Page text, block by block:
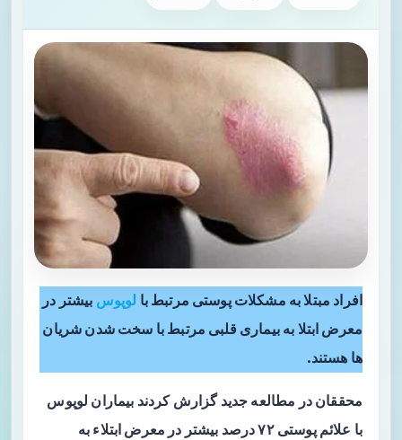
افراد مبتلا به مشکلات پوستی مرتبط با لوپوس بیشتر در
معرض ابتلا به بیماری قلبی مرتبط با سخت شدن شریان
ها هستند.
محققان در مطالعه جدید گزارش کردند بیماران لوپوس
با علائم پوستی ۷۲ درصد بیشتر در معرض ابتلاء به